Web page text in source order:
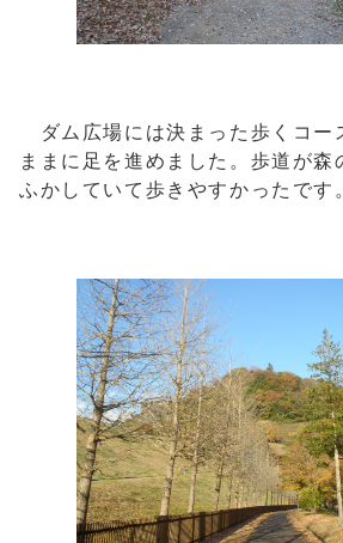
ダム広場には決まった歩くコー
ままに足を進めました。歩道が森
ふかしていて歩きやすかったです